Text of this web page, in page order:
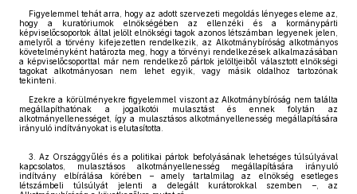
Figyelemmel tehát arra, hogy az adott szervezeti megoldás lényeges eleme az,
hogy a kuratóriumok elnökségében az ellenzéki és a kormánypárti
képviselőcsoportok által jelölt elnökségi tagok azonos létszámban legyenek jelen,
amelyről a törvény kifejezetten rendelkezik, az Alkotmánybíróság alkotmányos
követelményként határozta meg, hogy a törvényi rendelkezések alkalmazásában
a képviselőcsoporttal már nem rendelkező pártok jelöltjeiből választott elnökségi
tagokat alkotmányosan nem lehet egyik, vagy másik oldalhoz tartozónak
tekinteni.
Ezekre a körülményekre figyelemmel viszont az Alkotmánybíróság nem találta
megállapíthatónak a jogalkotói mulasztást és ennek folytán az
alkotmányellenességet, így a mulasztásos alkotmányellenesség megállapítására
irányuló indítványokat is elutasította.
3. Az Országgyűlés és a politikai pártok befolyásának lehetséges túlsúlyával
kapcsolatos, mulasztásos alkotmányellenesség megállapítására irányuló
indítvány elbírálása körében – amely tartalmilag az elnökség esetleges
létszámbeli túlsúlyát jelenti a delegált kurátorokkal szemben –, az